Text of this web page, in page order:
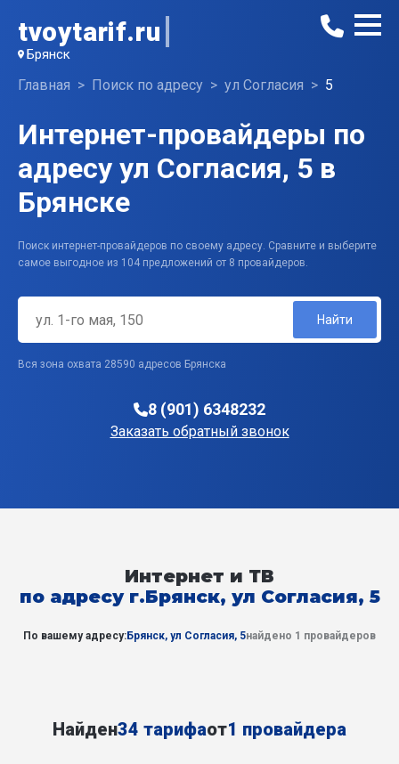
tvoytarif.ru
Брянск
Главная Поиск по адресу ул Согласия 5
Интернет-провайдеры по
адресу ул Согласия, 5 в
Брянске
Поиск интернет-провайдеров по своему адресу. Сравните и выберите
самое выгодное из 104 предложений от 8 провайдеров.
Найти
Вся зона охвата 28590 адресов Брянска
8 (901) 6348232
Заказать обратный звонок
Интернет и ТВ
по адресу г.Брянск, ул Согласия, 5
По вашему адресу: Брянск, ул Согласия, 5найдено 1 провайдеров
Найден34 тарифаот1 провайдера